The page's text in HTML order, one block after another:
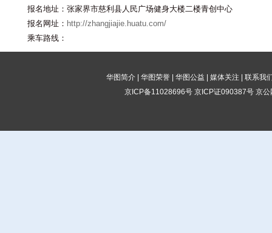
报名地址：张家界市慈利县人民广场健身大楼二楼青创中心
报名网址： http://zhangjiajie.huatu.com/
乘车路线：
华图简介 华图荣誉 华图公益 媒体关注
联系我
京ICP备11028696号 京ICP证090387号 京